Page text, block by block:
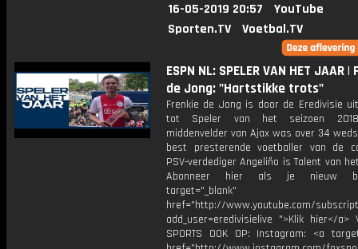
16-05-2019 20:57
YouTube
Sporten.TV
Voetbal.TV
ESPN NL: SPELER VAN HET JAAR
de Jong: "Hartstikke trots"
Frenkie de Jong is door de Eredivisie
tot Speler van het seizoen
middenvelder van Ajax was over 34
best presterende voetballer van de
PSV-verdediger Angeliño is Talent van
Abonneer hier als je nieuw
target="_blank"
href="http://www.youtube.com/
add_user=eredivisielive ">Klik hier</a>
SPORTS OOK OP: Instagram: <a